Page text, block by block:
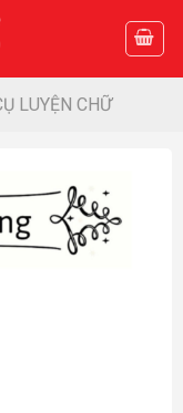
LUYỆN CHỮ